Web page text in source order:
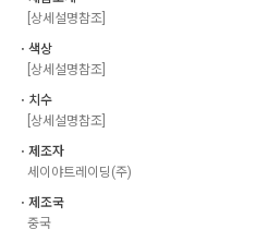
[상세설명참조]
ㆍ색상
[상세설명참조]
ㆍ치수
[상세설명참조]
ㆍ제조자
세이야트레이딩(주)
ㆍ제조국
중국